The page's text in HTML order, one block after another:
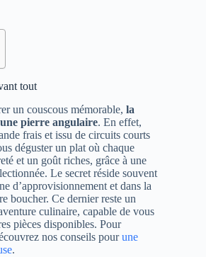
tout
un couscous mémorable, la
pierre angulaire. En effet,
frais et issu de circuits courts
déguster un plat où chaque
et un goût riches, grâce à une
Le secret réside souvent
d’approvisionnement et dans la
boucher. Ce dernier reste un
culinaire, capable de vous
pièces disponibles. Pour
nos conseils pourune
.